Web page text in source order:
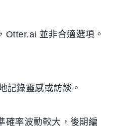
Otter.ai 並非合適選項。
記錄靈感或訪談。
確率波動較大，後期編